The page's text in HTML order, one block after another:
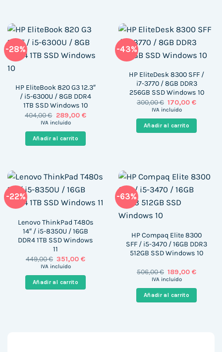
-28%
HP EliteBook 820 G3 12.3″
/ i5-6300U / 8GB DDR4
1TB SSD Windows 10
404,00€ El
precio
era:
404,00 €.
289,00 €El
es:
289,00 €.
IVA incluido
Añadir al carrito
-43%
HP EliteDesk 8300 SFF /
i7-3770 / 8GB DDR3
256GB SSD Windows 10
300,00€ El
precio
era:
300,00 €.
170,00€El
es:
170,00
IVA incluido
Añadir al carrito
-22%
Lenovo ThinkPad T480s
14″ / i5-8350U / 16GB
DDR4 1TB SSD Windows
11
449,00€ El
precio
era:
449,00 €.
351,00€El
es:
351,00 €.
IVA incluido
Añadir al carrito
-63%
HP Compaq Elite 8300
SFF / i5-3470 / 16GB DDR3
512GB SSD Windows 10
506,00€ El
precio
era:
506,00 €.
189,00€El
es:
189,00
IVA incluido
Añadir al carrito